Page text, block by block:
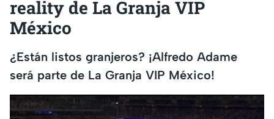
reality de La Granja VIP
México
¿Están listos granjeros? ¡Alfredo Adame
será parte de La Granja VIP México!